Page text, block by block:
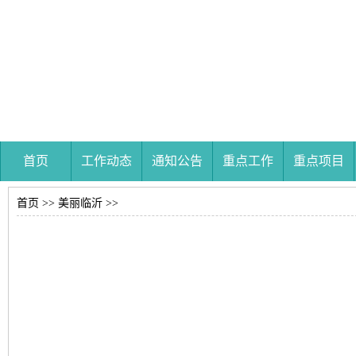
首页 工作动态 通知公告 重点工作 重点项目
首页 >> 美丽临沂 >>